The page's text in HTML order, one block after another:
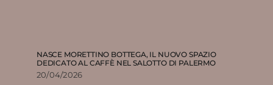
NASCE MORETTINO BOTTEGA, IL NUOVO SPAZIO
DEDICATO AL CAFFÈ NEL SALOTTO DI PALERMO
20/04/2026